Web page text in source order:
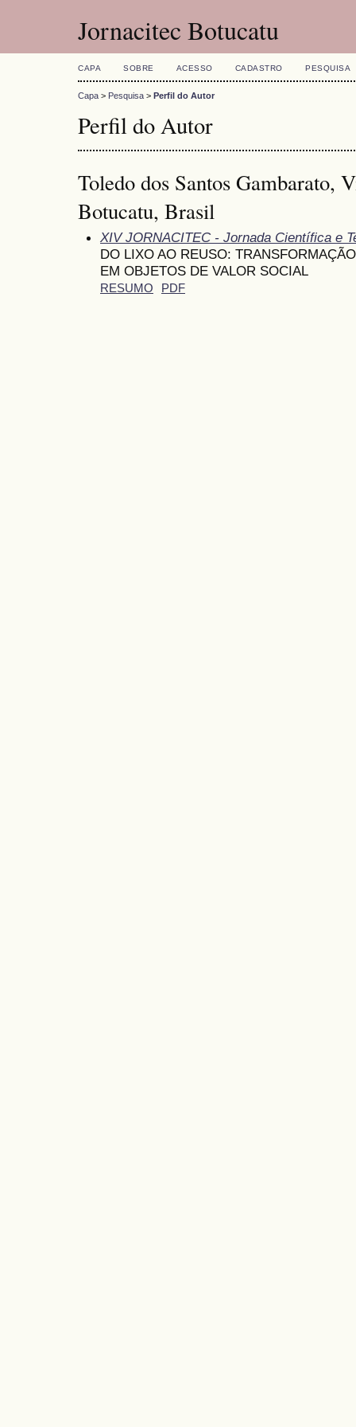
Jornacitec Botucatu
CAPA SOBRE ACESSO CADASTRO PESQUISA
Capa > Pesquisa > Perfil do Autor
Perfil do Autor
Toledo dos Santos Gambarato,
Botucatu, Brasil
XIV JORNACITEC - Jornada Científica e
DO LIXO AO REUSO:
EM OBJETOS DE VALOR SOCIAL
RESUMO PDF